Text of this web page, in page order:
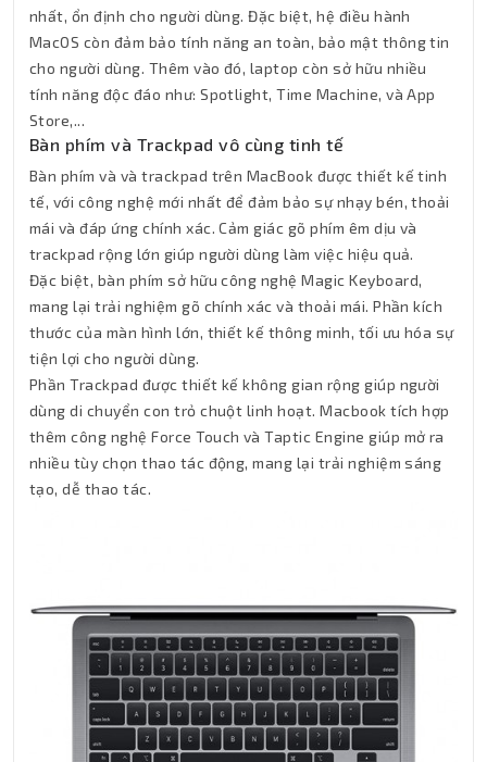
nhất, ổn định cho người dùng. Đặc biệt, hệ điều hành
MacOS còn đảm bảo tính năng an toàn, bảo mật thông tin
cho người dùng. Thêm vào đó, laptop còn sở hữu nhiều
tính năng độc đáo như: Spotlight, Time Machine, và App
Store,...
Bàn phím và Trackpad vô cùng tinh tế
Bàn phím và và trackpad trên MacBook được thiết kế tinh
tế, với công nghệ mới nhất để đảm bảo sự nhạy bén, thoải
mái và đáp ứng chính xác. Cảm giác gõ phím êm dịu và
trackpad rộng lớn giúp người dùng làm việc hiệu quả.
Đặc biệt, bàn phím sở hữu công nghệ Magic Keyboard,
mang lại trải nghiệm gõ chính xác và thoải mái. Phần kích
thước của màn hình lớn, thiết kế thông minh, tối ưu hóa sự
tiện lợi cho người dùng.
Phần Trackpad được thiết kế không gian rộng giúp người
dùng di chuyển con trỏ chuột linh hoạt. Macbook tích hợp
thêm công nghệ Force Touch và Taptic Engine giúp mở ra
nhiều tùy chọn thao tác động, mang lại trải nghiệm sáng
tạo, dễ thao tác.